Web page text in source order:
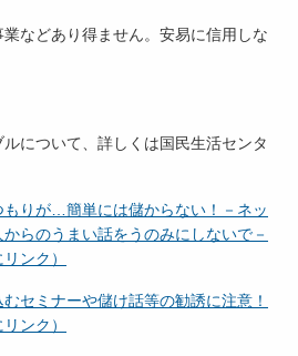
などあり得ません。安易に信用しな
ルについて、詳しくは国民生活センタ
もりが…簡単には儲からない！－ネッ
らのうまい話をうのみにしないで－
ンク）
セミナーや儲け話等の勧誘に注意！
ンク）